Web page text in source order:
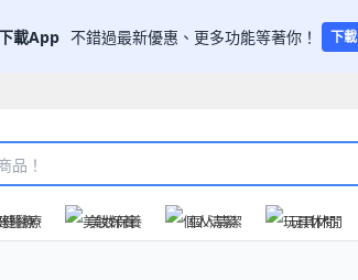
載App 不錯過最新優惠、更多功能等著你！ 下載
醫療 美妝保養 個人清潔 玩具休閒